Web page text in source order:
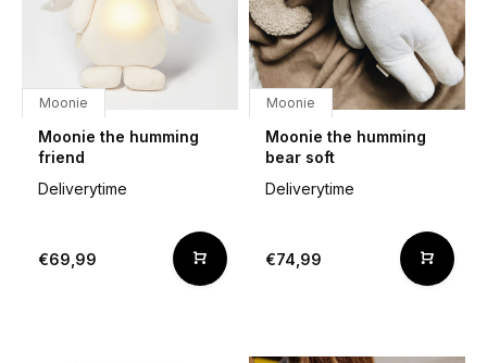
Moonie
Moonie the humming
friend
Deliverytime
€69,99
Moonie
Moonie the humming
bear soft
Deliverytime
€74,99